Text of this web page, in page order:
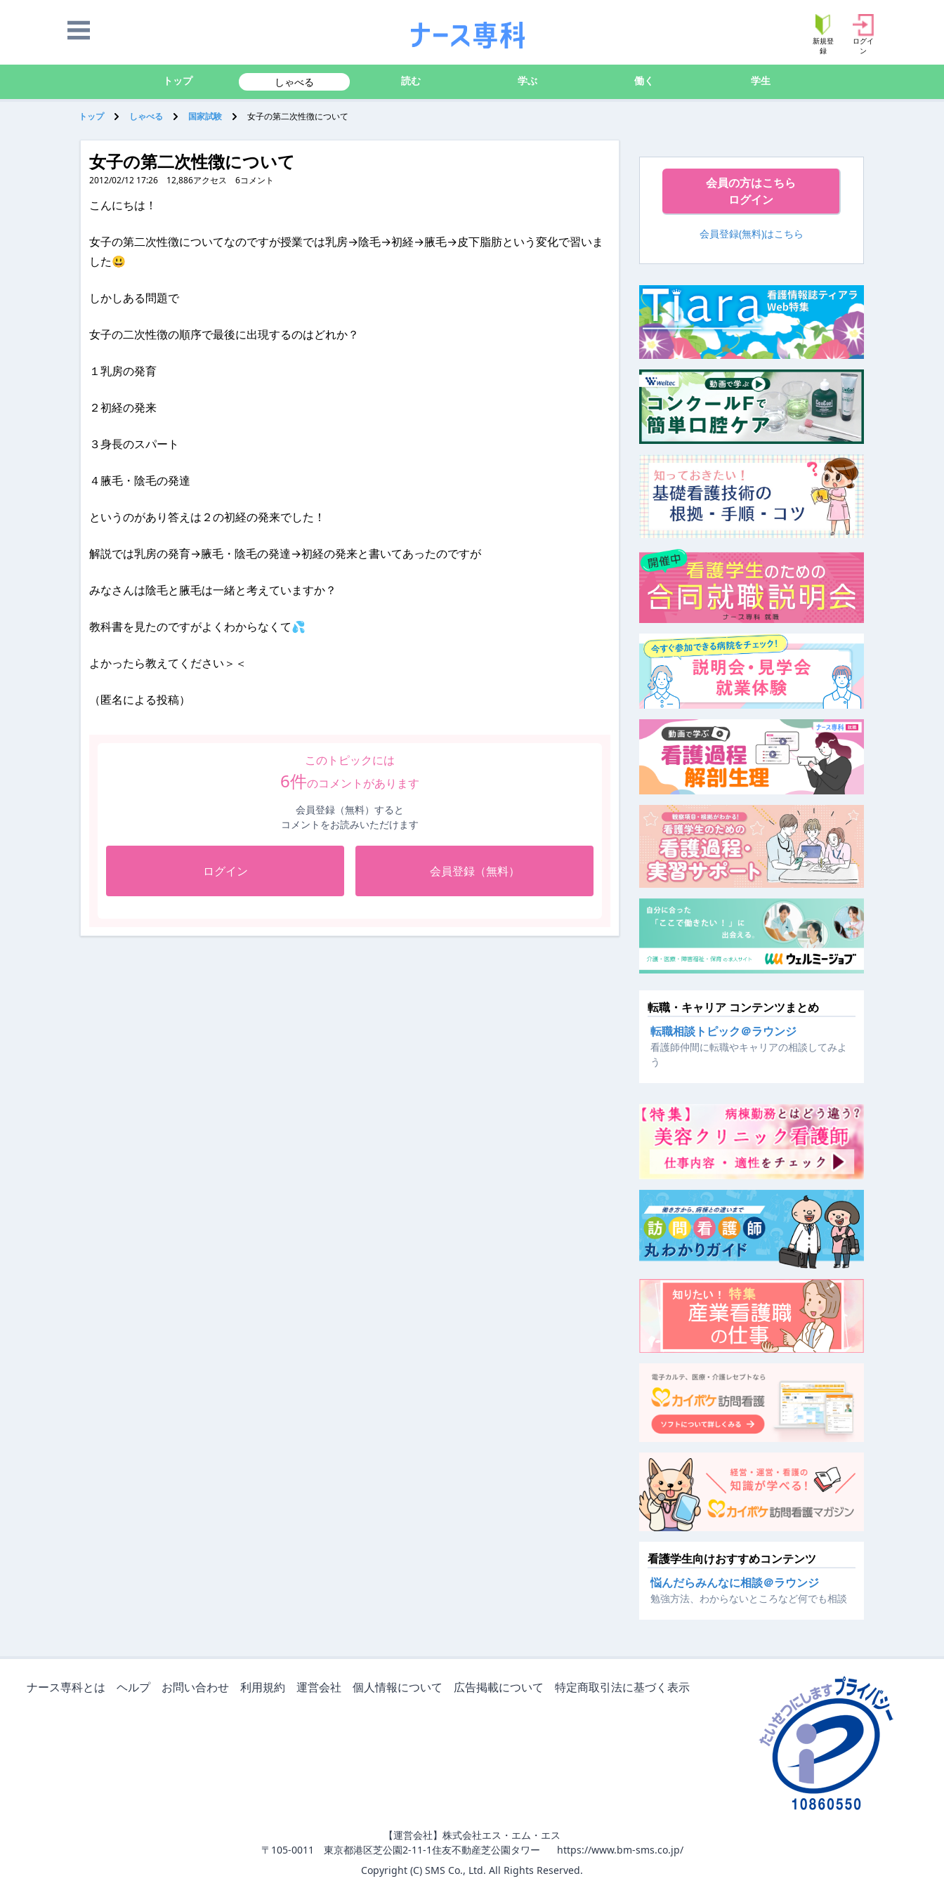
新規登
録
ログイ
ン
トップ しゃべる 読む 学ぶ 働く 学生
トップ しゃべる 国家試験 女子の第二次性徴について
女子の第二次性徴について
2012/02/12 17:26 12,886アクセス 6コメント
こんにちは！
女子の第二次性徴についてなのですが授業では乳房→陰毛→初経→腋毛→皮下脂肪という変化で習いま
した😃
しかしある問題で
女子の二次性徴の順序で最後に出現するのはどれか？
１乳房の発育
２初経の発来
３身長のスパート
４腋毛・陰毛の発達
というのがあり答えは２の初経の発来でした！
解説では乳房の発育→腋毛・陰毛の発達→初経の発来と書いてあったのですが
みなさんは陰毛と腋毛は一緒と考えていますか？
教科書を見たのですがよくわからなくて💦
よかったら教えてください＞＜
（匿名による投稿）
このトピックには
6件のコメントがあります
会員登録（無料）すると
コメントをお読みいただけます
ログイン 会員登録（無料）
会員の方はこちら
ログイン
会員登録(無料)はこちら
転職・キャリア コンテンツまとめ
転職相談トピック＠ラウンジ
看護師仲間に転職やキャリアの相談してみよ
う
看護学生向けおすすめコンテンツ
悩んだらみんなに相談＠ラウンジ
勉強方法、わからないところなど何でも相談
ナース専科とは ヘルプ お問い合わせ 利用規約 運営会社 個人情報について 広告掲載について 特定商取引法に基づく表示
【運営会社】株式会社エス・エム・エス
〒105-0011 東京都港区芝公園2-11-1住友不動産芝公園タワー
https://www.bm-sms.co.jp/
Copyright (C) SMS Co., Ltd. All Rights Reserved.